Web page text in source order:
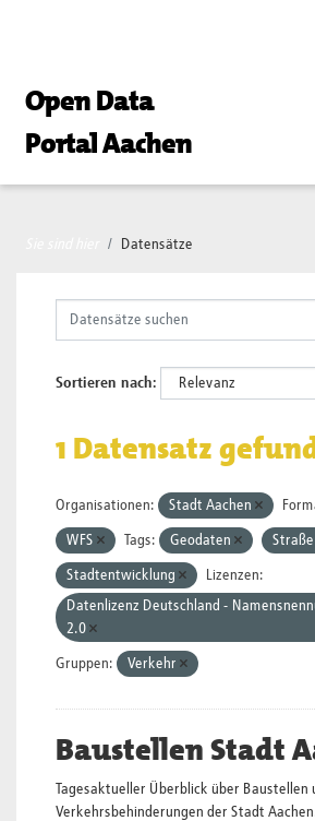
Open Data
Portal Aachen
Datensätze
Sortieren nach
1 Datensatz
Organisationen: Stadt Aachen
WFS Tags: Geodaten Straße
Stadtentwicklung
Lizenzen:
Datenlizenz Deutschland -
2.0
Gruppen: Verkehr
Baustellen Stadt
Tagesaktueller Überblick über Baustellen
Verkehrsbehinderungen der Stadt